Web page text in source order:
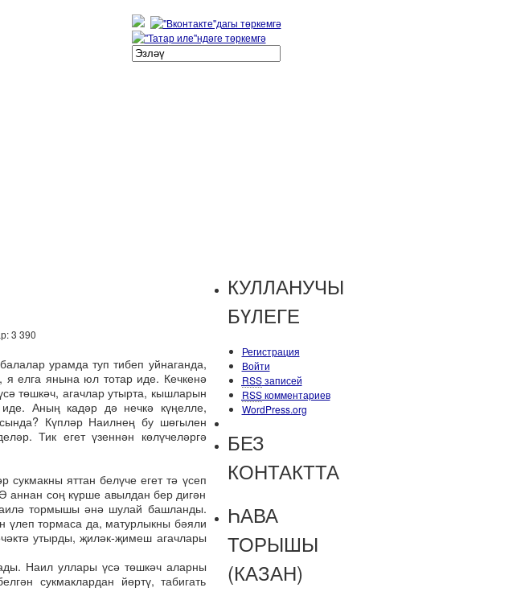
3 390
урамда туп тибеп уйнаганда,
я елга янына юл тотар иде. Кечкенә
төшкәч, агачлар утырта, кышларын
Аның кадәр дә нечкә күңелле,
Күпләр Наилнең бу шөгылен
Тик егет үзеннән көлүчеләргә
яттан белүче егет тә үсеп
аннан соң күрше авылдан бер дигән
тормышы әнә шулай башланды.
үлеп тормаса да, матурлыкны бәяли
утырды, җиләк-җимеш агачлары
Наил уллары үсә төшкәч аларны
сукмаклардан йөртү, табигать
КУЛЛАНУЧЫ
БҮЛЕГЕ
Регистрация
Войти
RSSзаписей
RSSкомментариев
WordPress.org
БЕЗ
КОНТАКТТА
ҺАВА
ТОРЫШЫ
(КАЗАН)